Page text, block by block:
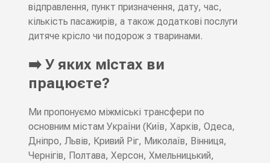
відправлення, пункт призначення, дату, час,
кількість пасажирів, а також додаткові послуги
дитяче крісло чи подорож з тваринами.
➡️ У яких містах ви
працюєте?
Ми пропонуємо міжміські трансфери по
основним містам України (Київ, Харків, Одеса,
Дніпро, Львів, Кривий Ріг, Миколаїв, Вінниця,
Чернігів, Полтава, Херсон, Хмельницький,